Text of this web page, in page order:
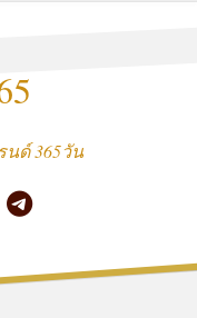
นด์ 365วัน